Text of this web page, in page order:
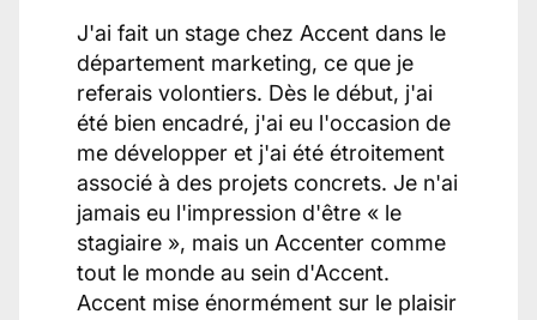
J'ai fait un stage chez Accent dans le
département marketing, ce que je
referais volontiers. Dès le début, j'ai
été bien encadré, j'ai eu l'occasion de
me développer et j'ai été étroitement
associé à des projets concrets. Je n'ai
jamais eu l'impression d'être « le
stagiaire », mais un Accenter comme
tout le monde au sein d'Accent.
Accent mise énormément sur le plaisir